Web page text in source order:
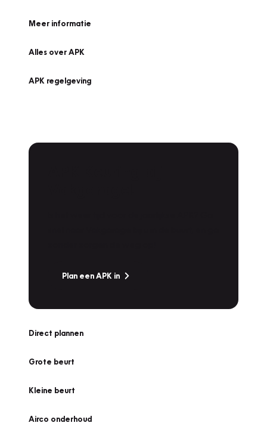
Meer informatie
Alles over APK
APK regelgeving
Plan een APK in
Direct plannen
Grote beurt
Kleine beurt
Airco onderhoud